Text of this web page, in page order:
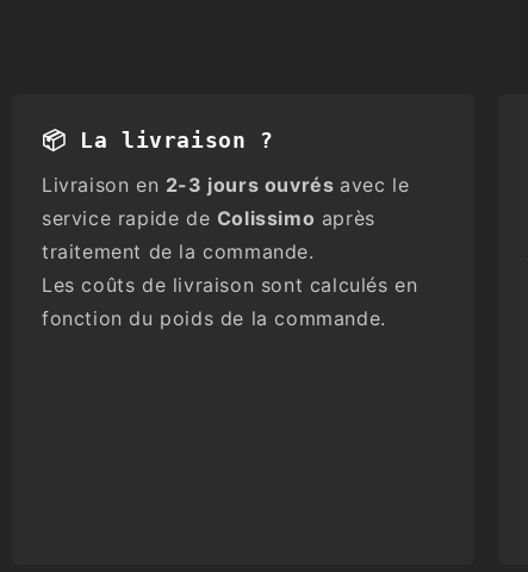
📦 La livraison ?
Livraison en 2-3 jours ouvrés avec le
service rapide de Colissimo après
traitement de la commande.
Les coûts de livraison sont calculés en
fonction du poids de la commande.